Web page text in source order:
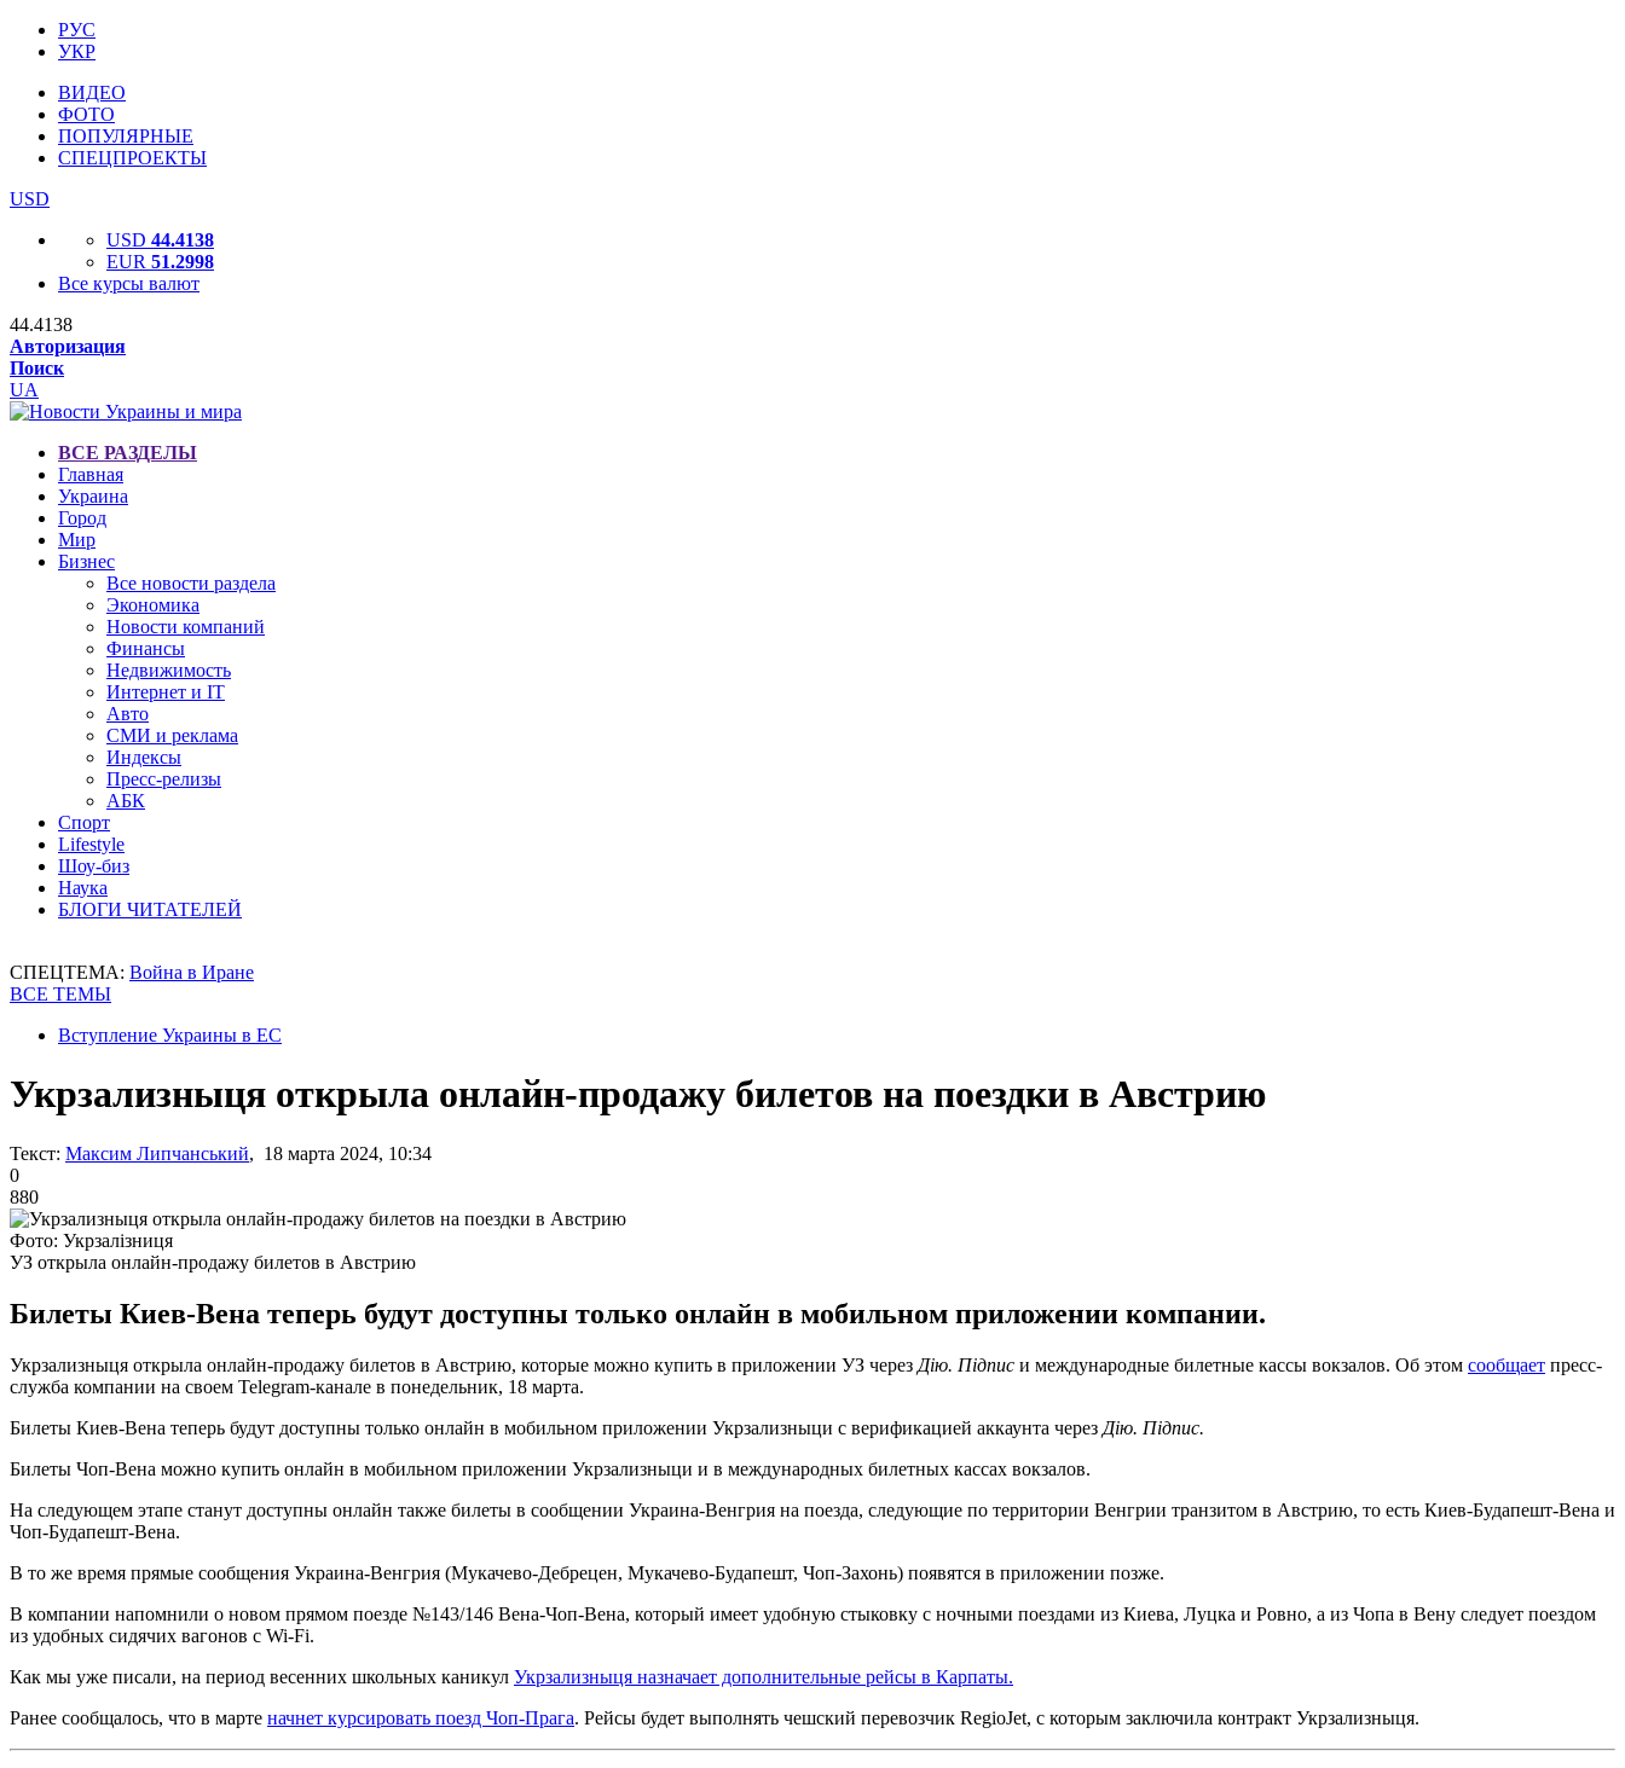
РУС
УКР
ВИДЕО
ФОТО
ПОПУЛЯРНЫЕ
СПЕЦПРОЕКТЫ
USD
USD 44.4138
EUR 51.2998
Все курсы валют
44.4138
Авторизация
Поиск
UA
ВСЕ РАЗДЕЛЫ
Главная
Украина
Город
Мир
Бизнес
Все новости раздела
Экономика
Новости компаний
Финансы
Недвижимость
Интернет и IT
Авто
СМИ и реклама
Индексы
Пресс-релизы
АБК
Спорт
Lifestyle
Шоу-биз
Наука
БЛОГИ ЧИТАТЕЛЕЙ
СПЕЦТЕМА: Война в Иране
ВСЕ ТЕМЫ
Вступление Украины в ЕС
Укрзализныця открыла онлайн-продажу билетов на поездки в Австрию
Текст: Максим Липчанський, 18 марта 2024, 10:34
0
880
Фото: Укрзалізниця
УЗ открыла онлайн-продажу билетов в Австрию
Билеты Киев-Вена теперь будут доступны только онлайн в мобильном приложении компании.
Укрзализныця открыла онлайн-продажу билетов в Австрию, которые можно купить в приложении УЗ через Дію. Підпис и международные билетные кассы вокзалов. Об этом сообщает пресс-
служба компании на своем Telegram-канале в понедельник, 18 марта.
Билеты Киев-Вена теперь будут доступны только онлайн в мобильном приложении Укрзализныци с верификацией аккаунта через Дію. Підпис.
Билеты Чоп-Вена можно купить онлайн в мобильном приложении Укрзализныци и в международных билетных кассах вокзалов.
На следующем этапе станут доступны онлайн также билеты в сообщении Украина-Венгрия на поезда, следующие по территории Венгрии транзитом в Австрию, то есть Киев-Будапешт-Вена и
Чоп-Будапешт-Вена.
В то же время прямые сообщения Украина-Венгрия (Мукачево-Дебрецен, Мукачево-Будапешт, Чоп-Захонь) появятся в приложении позже.
В компании напомнили о новом прямом поезде №143/146 Вена-Чоп-Вена, который имеет удобную стыковку с ночными поездами из Киева, Луцка и Ровно, а из Чопа в Вену следует поездом
из удобных сидячих вагонов с Wi-Fi.
Как мы уже писали, на период весенних школьных каникул Укрзализныця назначает дополнительные рейсы в Карпаты.
Ранее сообщалось, что в марте начнет курсировать поезд Чоп-Прага. Рейсы будет выполнять чешский перевозчик RegioJet, с которым заключила контракт Укрзализныця.